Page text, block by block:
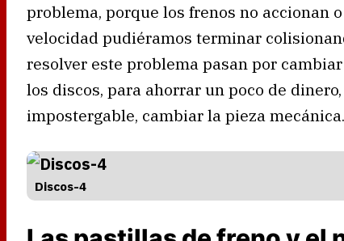
problema, porque los frenos no accionan
velocidad pudiéramos terminar
resolver este problema pasan por
los discos, para ahorrar un poco de
impostergable, cambiar la pieza mecánica.
Discos-4